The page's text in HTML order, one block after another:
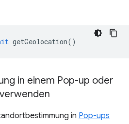
getGeolocation()
in einem Pop-up oder
in Pop-ups